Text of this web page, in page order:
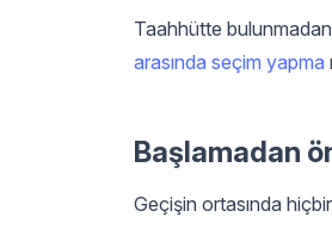
Taahhütte
arasında seçim yapma
Başlamadan
Geçişin ortasında